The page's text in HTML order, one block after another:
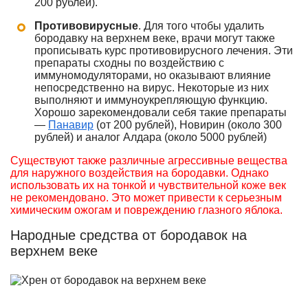
200 рублей).
Противовирусные. Для того чтобы удалить
бородавку на верхнем веке, врачи могут также
прописывать курс противовирусного лечения. Эти
препараты сходны по воздействию с
иммуномодуляторами, но оказывают влияние
непосредственно на вирус. Некоторые из них
выполняют и иммуноукрепляющую функцию.
Хорошо зарекомендовали себя такие препараты
— Панавир (от 200 рублей), Новирин (около 300
рублей) и аналог Алдара (около 5000 рублей)
Существуют также различные агрессивные вещества
для наружного воздействия на бородавки. Однако
использовать их на тонкой и чувствительной коже век
не рекомендовано. Это может привести к серьезным
химическим ожогам и повреждению глазного яблока.
Народные средства от бородавок на
верхнем веке